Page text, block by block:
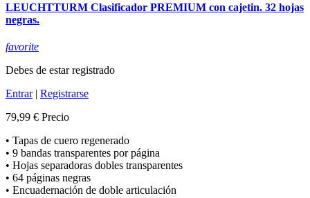
LEUCHTTURM Clasificador PREMIUM con cajetin. 32 hojas
negras.
favorite
Debes de estar registrado
Entrar| Registrarse
79,99 € Precio
• Tapas de cuero regenerado
• 9 bandas transparentes por página
• Hojas separadoras dobles transparentes
• 64 páginas negras
• Encuadernación de doble articulación